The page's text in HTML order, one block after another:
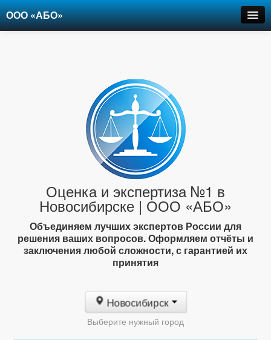
ООО «АБО»
Оценка и экспертиза №1 в
Новосибирске | ООО «АБО»
Объединяем лучших экспертов России для
решения ваших вопросов. Оформляем отчёты и
заключения любой сложности, с гарантией их
принятия
Новосибирск
Выберите нужный город